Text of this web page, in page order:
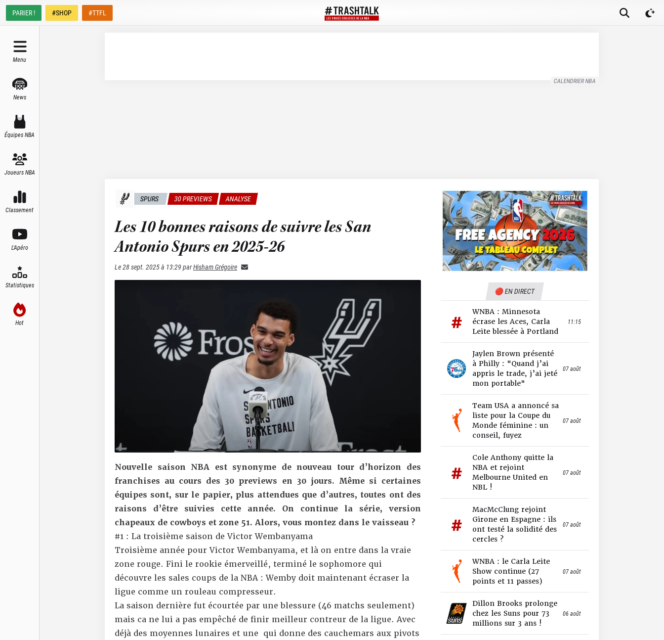
PARIER ! #SHOP #TTFL
Menu
News
Équipes NBA
Joueurs NBA
Classement
L'Apéro
Statistiques
Hot
CALENDRIER NBA
SPURS 30 PREVIEWS ANALYSE
Les 10 bonnes raisons de suivre les San
Antonio Spurs en 2025-26
Le28 sept. 2025 à 13:29parHisham Grégoire
Nouvelle saison NBA est synonyme de nouveau tour d’horizon des
franchises au cours des 30 previews en 30 jours. Même si certaines
équipes sont, sur le papier, plus attendues que d’autres, toutes ont des
raisons d’être suivies cette année. On continue la série, version
chapeaux de cowboys et zone 51. Alors, vous montez dans le vaisseau ?
#1 : La troisième saison de Victor Wembanyama
Troisième année pour Victor Wembanyama, et là on entre dans la vraie
zone rouge. Fini le rookie émerveillé, terminé le sophomore qui
découvre les sales coups de la NBA : Wemby doit maintenant écraser la
ligue comme un rouleau compresseur.
La saison dernière fut écourtée par une blessure (46 matchs seulement)
mais ca ne lui a pas empêché de finir meilleur contreur de la ligue. Avec
déjà des moyennes lunaires et une qui donne des cauchemars aux pivots
🔴 EN DIRECT
WNBA : Minnesota
écrase les Aces, Carla
Leite blessée à Portland
11:15
Jaylen Brown présenté
à Philly : "Quand j’ai
appris le trade, j’ai jeté
mon portable"
07 août
Team USA a annoncé sa
liste pour la Coupe du
Monde féminine : un
conseil, fuyez
07 août
Cole Anthony quitte la
NBA et rejoint
Melbourne United en
NBL !
07 août
MacMcClung rejoint
Girone en Espagne : ils
ont testé la solidité des
cercles ?
07 août
WNBA : le Carla Leite
Show continue (27
points et 11 passes)
07 août
Dillon Brooks prolonge
chez les Suns pour 73
millions sur 3 ans !
06 août